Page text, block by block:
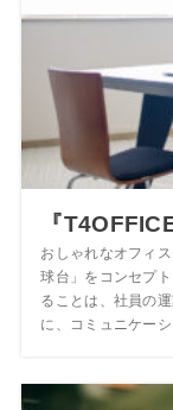
『
おしゃれなオフィ
球台」をコンセプ
ることは、社員の
に、コミュニケーシ